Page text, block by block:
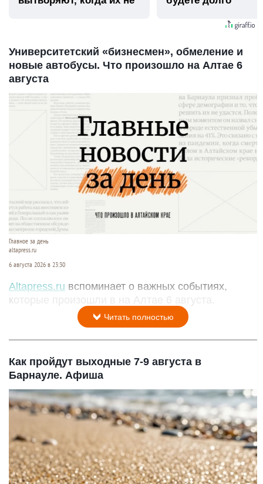
Университетский «бизнесмен», обмеление и
новые автобусы. Что произошло на Алтае 6
августа
Главное за день
altapress.ru
6 августа 2026 в 23:30
Altapress.ru вспоминает о важных событиях,
которые произошли в на Алтае 6 августа.
Читать полностью
Как пройдут выходные 7-9 августа в
Барнауле. Афиша